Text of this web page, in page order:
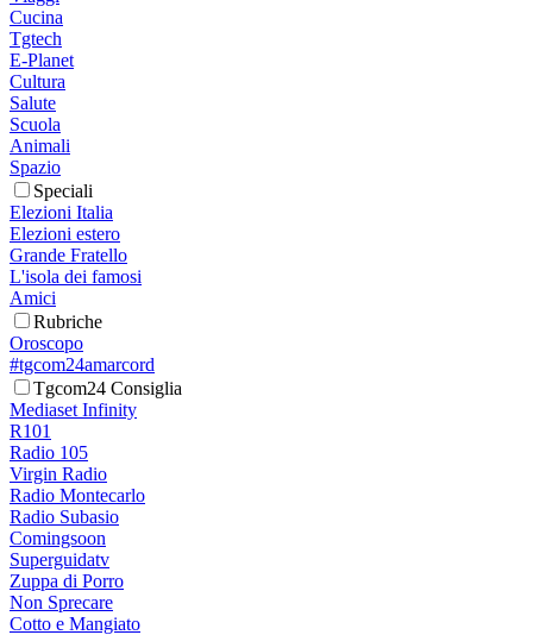
Cucina
Tgtech
E-Planet
Cultura
Salute
Scuola
Animali
Spazio
Speciali
Elezioni Italia
Elezioni estero
Grande Fratello
L'isola dei famosi
Amici
Rubriche
Oroscopo
#tgcom24amarcord
Tgcom24 Consiglia
Mediaset Infinity
R101
Radio 105
Virgin Radio
Radio Montecarlo
Radio Subasio
Comingsoon
Superguidatv
Zuppa di Porro
Non Sprecare
Cotto e Mangiato